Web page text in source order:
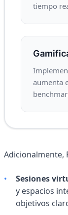
tiempo
aumenta
Adicionalmente,
• Sesiones
y espacios
objetivos